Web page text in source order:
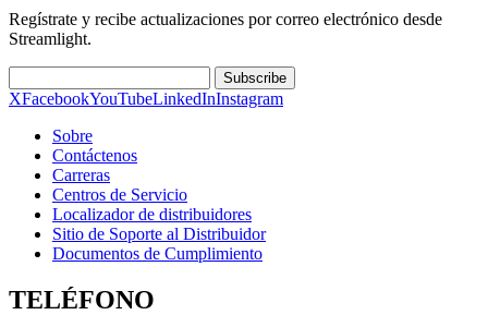
Regístrate y recibe actualizaciones por correo electrónico desde
Streamlight.
Subscribe
XFacebookYouTubeLinkedInInstagram
Sobre
Contáctenos
Carreras
Centros de Servicio
Localizador de distribuidores
Sitio de Soporte al Distribuidor
Documentos de Cumplimiento
TELÉFONO